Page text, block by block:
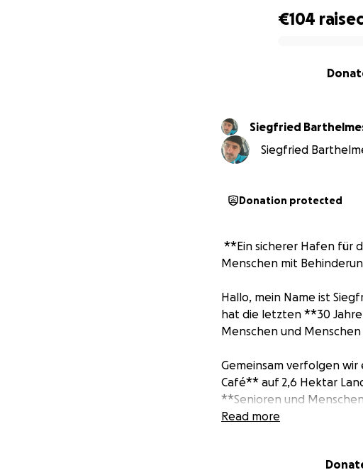
€104
Siegfried
Siegfried
Donation protected
**Ein sicherer Hafen für
Menschen mit
Hallo, mein Name ist
hat die letzten **30
Menschen und
Gemeinsam verfolgen
Café** auf 2,6 Hektar
**Senioren und
auch **gesehen,
Read more